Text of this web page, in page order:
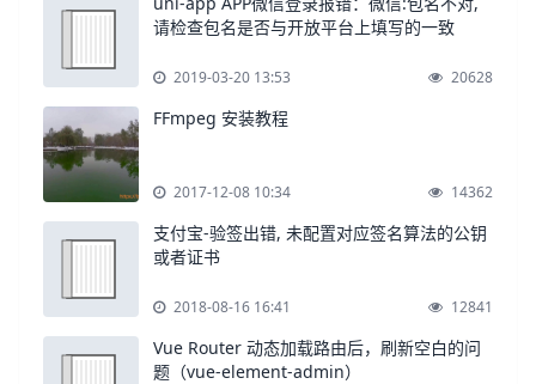
请检查包名是否与开放平台上填写的一致
2019-03-20 13:53 20628
FFmpeg 安装教程
2017-12-08 10:34 14362
支付宝-验签出错, 未配置对应签名算法的公钥
或者证书
2018-08-16 16:41 12841
Vue Router 动态加载路由后，刷新空白的问
题（vue-element-admin）